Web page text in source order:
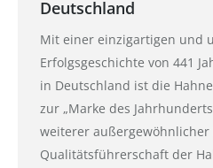
Deutschland
Mit einer einzigartigen und
Erfolgsgeschichte von 441
in Deutschland ist die
zur „Marke des
weiterer
Qualitätsführerschaft der